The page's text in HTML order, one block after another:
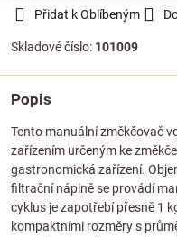
Přidat k Oblíbeným
Skladové číslo: 101009
Popis
Tento manuální změkčovač
zařízením určeným ke
gastronomická zařízení.
filtrační náplně se provádí
cyklus je zapotřebí přesně 1
kompaktními rozměry s